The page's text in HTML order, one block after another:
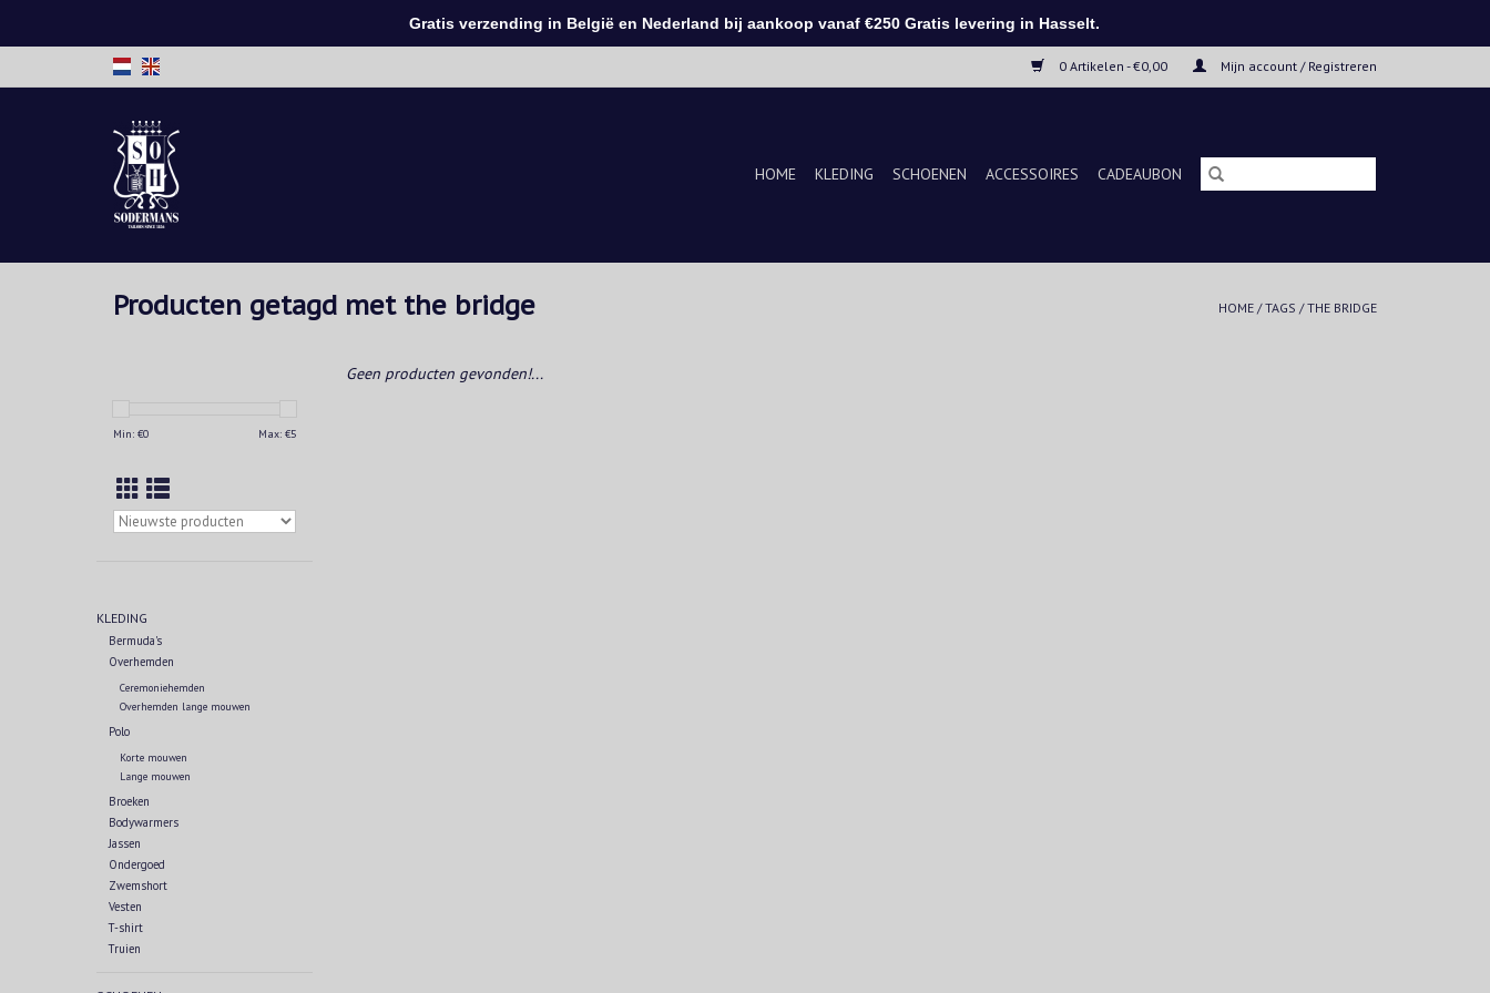
0 Artikelen - €0,00 Mijn account / Registreren
HOME KLEDING SCHOENEN ACCESSOIRES CADEAUBON
Producten getagd met the bridge HOME /TAGS /THE BRIDGE
Min: €0 Max: €5
KLEDING
Bermuda's
Overhemden
Ceremoniehemden
Overhemden lange mouwen
Polo
Korte mouwen
Lange mouwen
Broeken
Bodywarmers
Jassen
Ondergoed
Zwemshort
Vesten
T-shirt
Truien
Geen producten gevonden!...
Gratis verzending in België en Nederland bij aankoop vanaf €250 Gratis levering in Hasselt.